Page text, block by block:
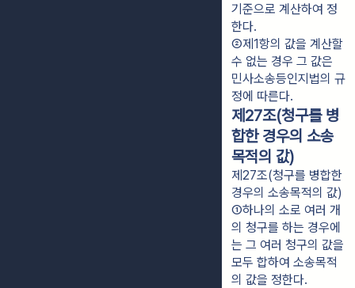
기준으로 계산하여 정
한다.
②제1항의 값을 계산할
수 없는 경우 그 값은
민사소송등인지법의 규
정에 따른다.
제27조(청구를 병
합한 경우의 소송
목적의 값)
제27조(청구를 병합한
경우의 소송목적의 값)
①하나의 소로 여러 개
의 청구를 하는 경우에
는 그 여러 청구의 값을
모두 합하여 소송목적
의 값을 정한다.